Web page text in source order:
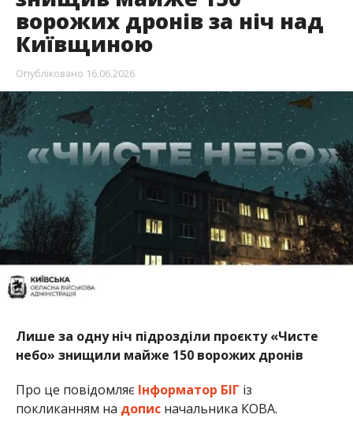
ворожих дронів за ніч над
Київщиною
Опубліковано 16.06.2026
Лише за одну ніч підрозділи проєкту «Чисте
небо» знищили майже 150 ворожих дронів
Про це повідомляє Інформатор БІГ із
покликанням на дописначальника КОВА.